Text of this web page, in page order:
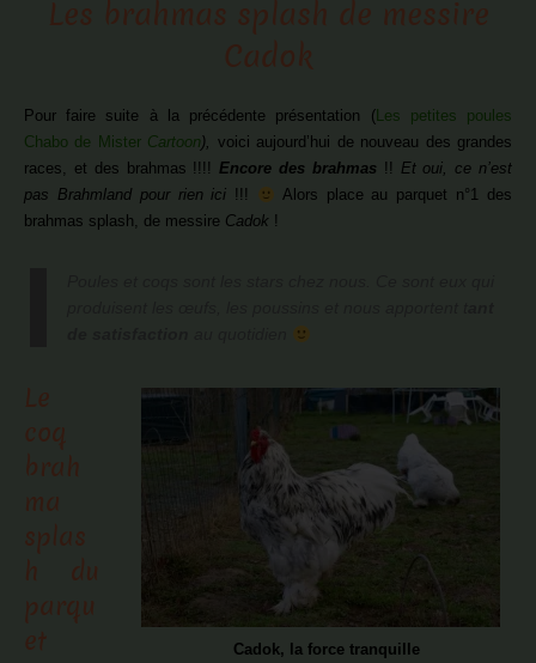
Pour faire suite à la précédente présentation (Les petites poules
Chabo de Mister Cartoon), voici aujourd’hui de nouveau des grandes
races, et des brahmas !!!!Encore des brahmas!! Et oui, ce n’est
pas Brahmland pour rien ici !!!
Alors place au parquet n°1 des
brahmas splash, de messire Cadok !
Cadok, la force tranquille